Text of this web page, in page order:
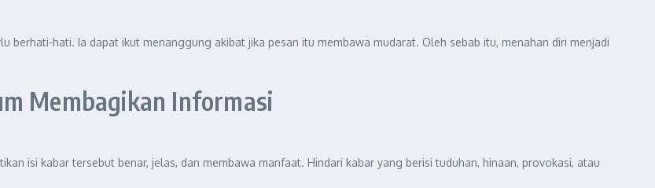
berhati-hati. Ia dapat ikut menanggung akibat jika pesan itu membawa mudarat. Oleh sebab itu, menahan diri menjadi
Membagikan Informasi
isi kabar tersebut benar, jelas, dan membawa manfaat. Hindari kabar yang berisi tuduhan, hinaan, provokasi, atau